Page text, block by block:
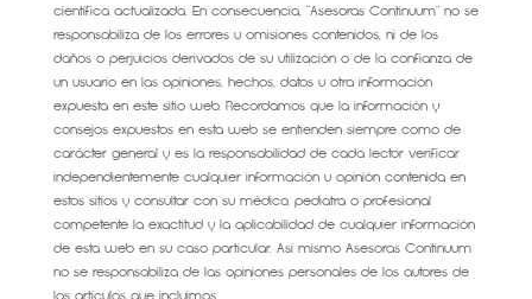
científica actualizada. En consecuencia, “Asesoras Continuum” no se
responsabiliza de los errores u omisiones contenidos, ni de los
daños o perjuicios derivados de su utilización o de la confianza de
un usuario en las opiniones, hechos, datos u otra información
expuesta en este sitio web. Recordamos que la información y
consejos expuestos en esta web se entienden siempre como de
carácter general y es la responsabilidad de cada lector verificar
independientemente cualquier información u opinión contenida en
estos sitios y consultar con su médico, pediatra o profesional
competente la exactitud y la aplicabilidad de cualquier información
de esta web en su caso particular. Así mismo Asesoras Continuum
no se responsabiliza de las opiniones personales de los autores de